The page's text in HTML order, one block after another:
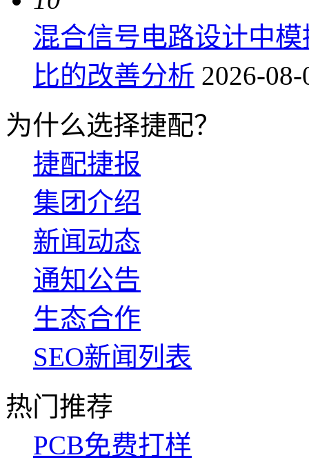
混合信号电路设计中
比的改善分析 2026-
为什么选择捷配？
捷配捷报
集团介绍
新闻动态
通知公告
生态合作
SEO新闻列表
热门推荐
PCB免费打样